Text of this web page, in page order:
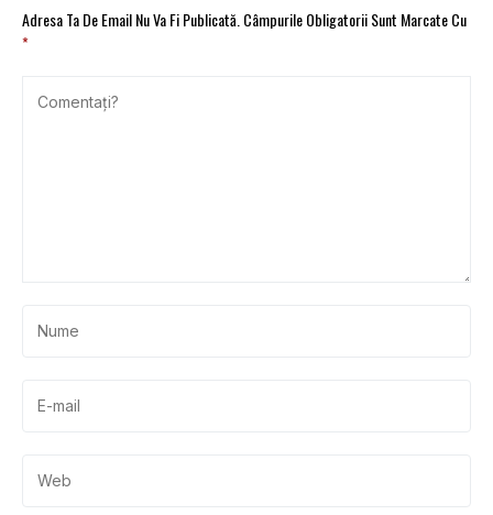
Adresa Ta De Email Nu Va Fi Publicată. Câmpurile Obligatorii Sunt Marcate Cu
*